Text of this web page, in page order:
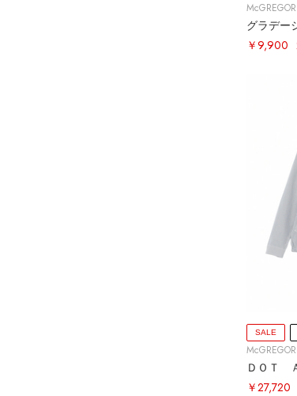
グラデー
￥9,900
SALE
ＤＯＴ
￥27,720